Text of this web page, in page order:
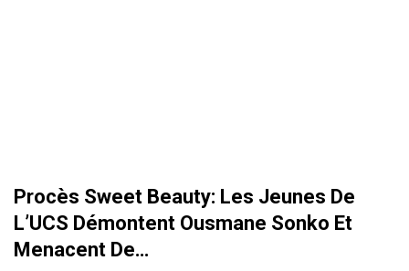
Procès Sweet Beauty: Les Jeunes De
L’UCS Démontent Ousmane Sonko Et
Menacent De…